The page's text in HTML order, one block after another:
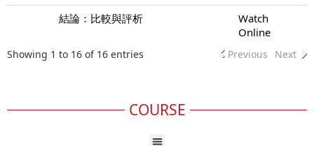
結論：比較與評析
Watch
Online
Showing 1 to 16 of 16 entries Previous Next
COURSE